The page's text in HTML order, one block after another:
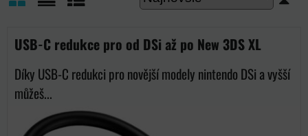
USB-C redukce pro od DSi až po New 3DS XL
Díky USB-C redukci pro novější modely nintendo DSi a vyšší
můžeš...